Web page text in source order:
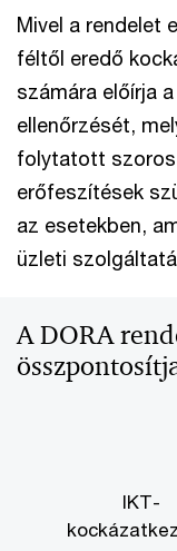
Mivel a rendelet
féltől eredő
számára előírja
ellenőrzését,
folytatott
erőfeszítések
az esetekben,
üzleti
A DORA
IKT-